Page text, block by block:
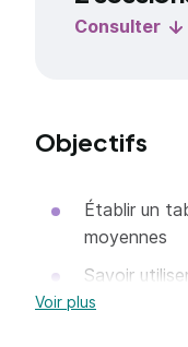
Consulter
Objectifs
Établir un
moyennes
Savoir
de santé en
Voir plus